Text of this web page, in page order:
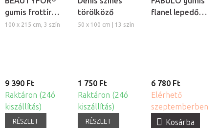
gumis frottír
kozmetikai
100 x 215 cm, 3 szín
9 390 Ft
Raktáron (24ó
kiszállítás)
RÉSZLET
törölköző
50 x 100 cm | 13 szín
1 750 Ft
Raktáron (24ó
kiszállítás)
RÉSZLET
flanel lepedő
6 780 Ft
Elérhető
szeptemberben
Kosárba